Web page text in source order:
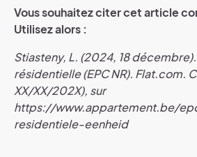
Vous souhaitez citer cet article
Utilisez alors :
Stiasteny, L. (2024, 18 décembre).
résidentielle (EPC NR). Flat.com.
XX/XX/202X), sur
https://www.appartement.be/
residentiele-eenheid